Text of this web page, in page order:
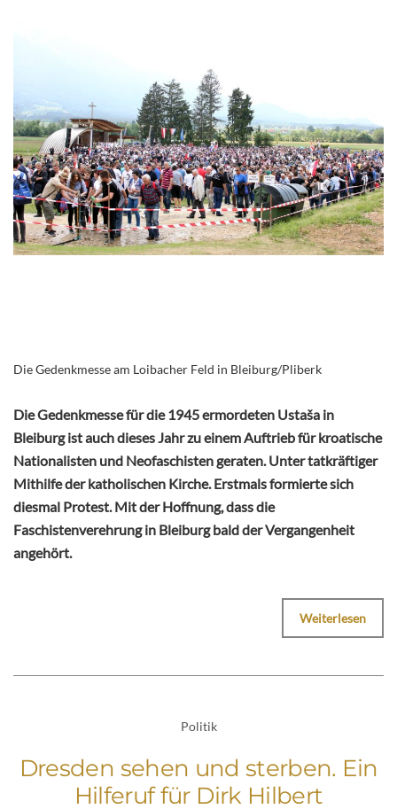
Die Gedenkmesse am Loibacher Feld in Bleiburg/Pliberk
Die Gedenkmesse für die 1945 ermordeten Ustaša in
Bleiburg ist auch dieses Jahr zu einem Auftrieb für kroatische
Nationalisten und Neofaschisten geraten. Unter tatkräftiger
Mithilfe der katholischen Kirche. Erstmals formierte sich
diesmal Protest. Mit der Hoffnung, dass die
Faschistenverehrung in Bleiburg bald der Vergangenheit
angehört.
Weiterlesen
Politik
Dresden sehen und sterben. Ein
Hilferuf für Dirk Hilbert